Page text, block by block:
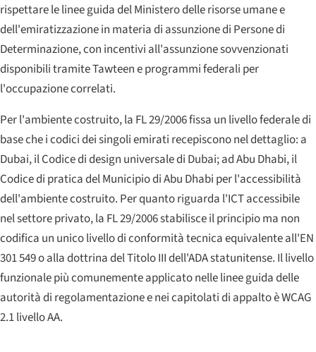
rispettare le linee guida del Ministero delle risorse umane e
dell'emiratizzazione in materia di assunzione di Persone di
Determinazione, con incentivi all'assunzione sovvenzionati
disponibili tramite Tawteen e programmi federali per
l'occupazione correlati.
Per l'ambiente costruito, la FL 29/2006 fissa un livello federale di
base che i codici dei singoli emirati recepiscono nel dettaglio: a
Dubai, il Codice di design universale di Dubai; ad Abu Dhabi, il
Codice di pratica del Municipio di Abu Dhabi per l'accessibilità
dell'ambiente costruito. Per quanto riguarda l'ICT accessibile
nel settore privato, la FL 29/2006 stabilisce il principio ma non
codifica un unico livello di conformità tecnica equivalente all'EN
301 549 o alla dottrina del Titolo III dell'ADA statunitense. Il livello
funzionale più comunemente applicato nelle linee guida delle
autorità di regolamentazione e nei capitolati di appalto è WCAG
2.1 livello AA.